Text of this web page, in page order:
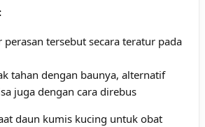
tersebut secara teratur pada
tahan dengan baunya, alternatif
juga dengan cara direbus
daun kumis kucing untuk obat